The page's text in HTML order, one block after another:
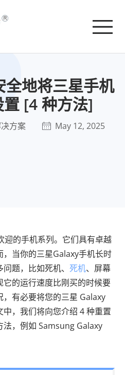
地将三星手机
[4 种方法]
方案 May 12, 2025
迎的手机系列。它们具有卓越
当你的三星Galaxy手机长时
题，比如死机、 死机、屏幕
的运行速度比刚买的时候要
有必要将您的三星 Galaxy
，我们将向您介绍 4 种重置
，例如 Samsung Galaxy